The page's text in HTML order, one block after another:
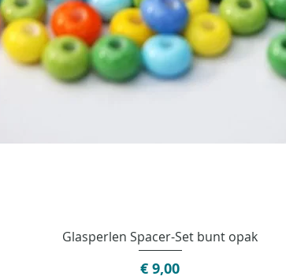
Schnellansicht
Glasperlen Spacer-Set bunt opak
Preis
€ 9,00